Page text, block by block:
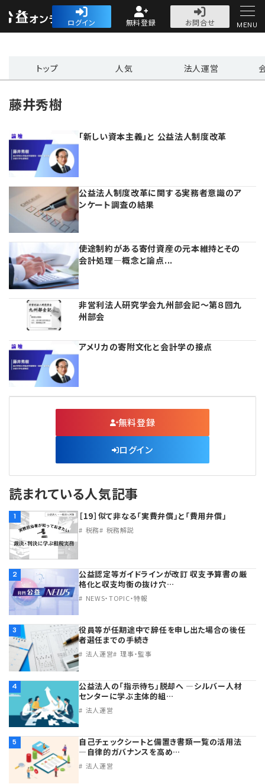
公益・一般法人オ
ログイン 無料登録
お問合せ
人気記事
法人運営
法人運営
理事会
評議員会・社員総会
評議員
登記関連
定款関連
会計・税務
会計・税務
定期提出書類
寄附
インボイス
労務
労務
給与計算
法改正-労務
法務
利益相反取引
個人情報
法改正-法務
経営
経営
資産運用
連載
論壇
【連載】オピニオンリーダーのnote
【連載】会計相談室
【連載】公益法人運営実務の処方箋
【連載】公益法人会計検定試験一問一答
【連載】公益法人のための「新公益信託」活用戦略
【連載】公益法人制度のリアル
【連載】これからの時代の資産運用
【連載】採用・定着・育成のための人事戦略
【連載】事例に学ぶ立入検査で想定される指摘事項
【連載】シェアコモン200インタビュー
【連載】シェアコモン200 誌上相談室
【連載】実務と税務のポイント
【連載】事務局だよりPLUS
【連載】テーマで紐解く逆引きガイドライン
【連載】悩みと向き合う経営学
【連載】非営利法人AtoZei
【連載】労務管理の歩き方
【連載】AI活用のすすめ
【連載】IT実務一問一答
無料記事
公益・一般法人オンラインとは
専門誌一覧
お問合せ
プライバシーポリシー
MENU
トップ 人気 法人運営
藤井秀樹
「新しい資本主義」と 公益法人制度改革
公益法人制度改革に関する実務者意識のア
ンケート調査の結果
使途制約がある寄付資産の元本維持とその
会計処理―概念と論点...
非営利法人研究学会九州部会記〜第８回九
州部会
アメリカの寄附文化と会計学の接点
無料登録
ログイン
読まれている人気記事
1 ［19］似て非なる「実費弁償」と「費用弁償」
税務 税務解説
2
公益認定等ガイドラインが改訂 収支予算書の厳
格化と収支均衡の抜け穴…
NEWS・TOPIC・特報
3
役員等が任期途中で辞任を申し出た場合の後任
者選任までの手続き
法人運営 理事・監事
4
公益法人の「指示待ち」脱却へ ―シルバー人材
センターに学ぶ主体的組…
法人運営
5
自己チェックシートと備置き書類一覧の活用法
―自律的ガバナンスを高め…
法人運営